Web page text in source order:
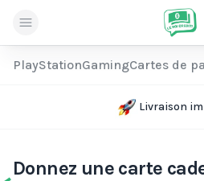
PlayStationGamingCartes de
Livraison
Donnez une carte